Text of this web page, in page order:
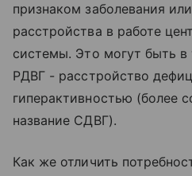
признаком заболевания
расстройства в работе
системы. Это могут быть в
РДВГ - расстройство
гиперактивностью (более
название СДВГ).
Как же отличить